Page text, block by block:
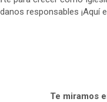
responsables ¡Aquí
Te miramos